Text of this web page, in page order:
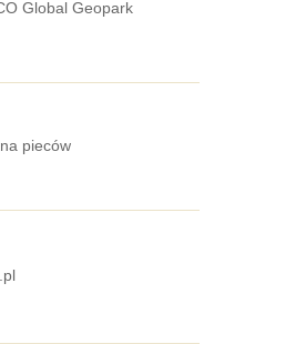
Global Geopark
pieców